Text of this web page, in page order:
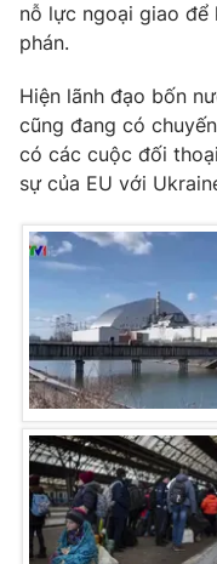
Phim VTV
Nhân vật
Khán giả
Giải sao mai
Giải trí
Điện ảnh
Âm nhạc
Sao
Đời sống
Du lịch
Chất lượng cuộc sống
Giáo dục
Tuyển sinh
Học trực tuyến
Công nghệ
Hitech Công nghệ
Sản phẩm
Thị trường
Tư vấn
Giao lưu trực tuyến
Lịch phát sóng
Chuyên mục khác
Emagazine
nỗ lực ngoại giao
phán.
Hiện lãnh đạo bốn
cũng đang có
có các cuộc đối
sự của EU với